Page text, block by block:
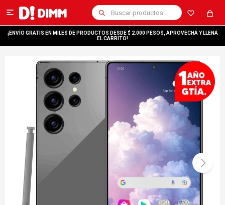

¡ENVÍO GRATIS EN MILES DE PRODUCTOS DESDE $ 2.000 PESOS, APROVECHÁ Y LLENÁ
EL CARRITO!